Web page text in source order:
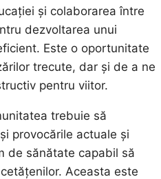
și colaborarea între
dezvoltarea unui
Este o oportunitate
trecute, dar și de a ne
pentru viitor.
trebuie să
provocările actuale și
de sănătate capabil să
Aceasta este